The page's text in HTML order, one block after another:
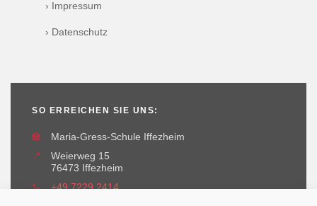
› Impressum
› Datenschutz
SO ERREICHEN SIE UNS:
🏫
Maria-Gress-Schule Iffezheim
📍
Weierweg 15
76473 Iffezheim
📞
+49 7229 2414